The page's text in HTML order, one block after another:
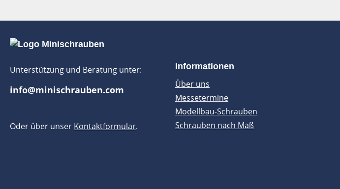
Unterstützung und Beratung unter:
info@minischrauben.com
Oder über unser Kontaktformular.
Informationen
Über uns
Messetermine
Modellbau-Schrauben
Schrauben nach Maß